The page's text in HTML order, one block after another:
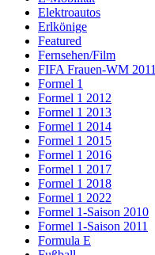
Elektroautos
Erlkönige
Featured
Fernsehen/Film
FIFA Frauen-WM 2011
Formel 1
Formel 1 2012
Formel 1 2013
Formel 1 2014
Formel 1 2015
Formel 1 2016
Formel 1 2017
Formel 1 2018
Formel 1 2022
Formel 1-Saison 2010
Formel 1-Saison 2011
Formula E